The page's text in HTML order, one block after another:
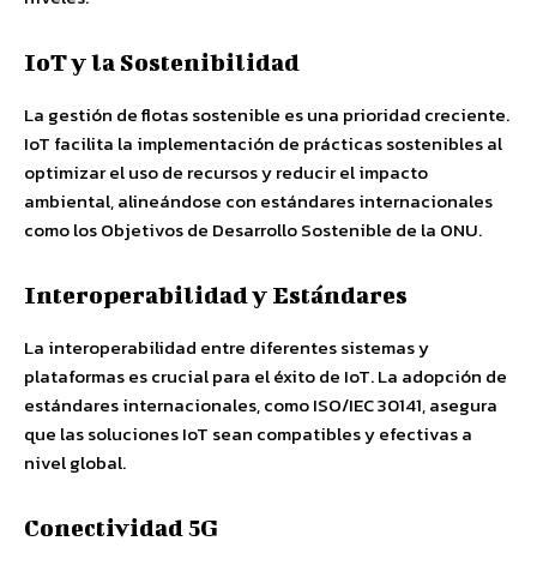
IoT y la Sostenibilidad
La gestión de flotas sostenible es una prioridad creciente.
IoT facilita la implementación de prácticas sostenibles al
optimizar el uso de recursos y reducir el impacto
ambiental, alineándose con estándares internacionales
como los Objetivos de Desarrollo Sostenible de la ONU.
Interoperabilidad y Estándares
La interoperabilidad entre diferentes sistemas y
plataformas es crucial para el éxito de IoT. La adopción de
estándares internacionales, como ISO/IEC 30141, asegura
que las soluciones IoT sean compatibles y efectivas a
nivel global.
Conectividad 5G